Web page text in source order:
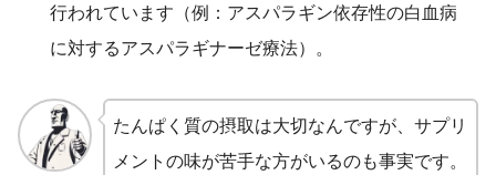
行われています（例：アスパラギン依存性の白血病
に対するアスパラギナーゼ療法）。
たんぱく質の摂取は大切なんですが、サプリ
メントの味が苦手な方がいるのも事実です。